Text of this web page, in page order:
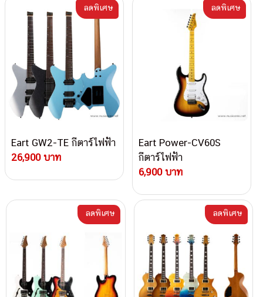
Eart GW2-TE กีตาร์ไฟฟ้า
26,900 บาท
ลดพิเศษ
Eart Power-CV60S
กีตาร์ไฟฟ้า
6,900 บาท
ลดพิเศษ
ลดพิเศษ ลดพิเศษ